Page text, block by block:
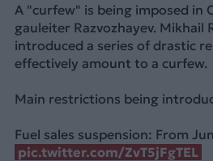
A "curfew" is being imposed in
gauleiter Razvozhayev. Mikhail
introduced a series of drastic
effectively amount to a curfew.
Main restrictions being
Fuel sales suspension: From
pic.twitter.com/ZvT5jFgTEL